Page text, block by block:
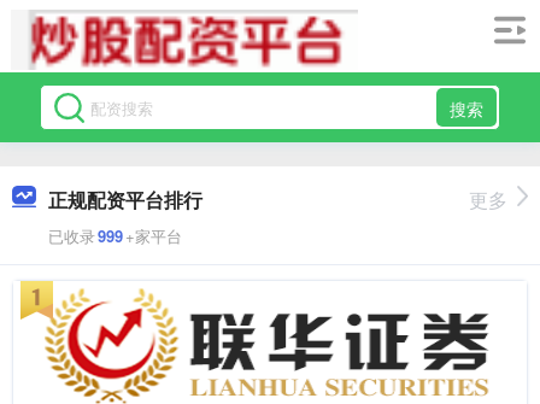
搜索
正规配资平台排行
已收录999+家平台
更多